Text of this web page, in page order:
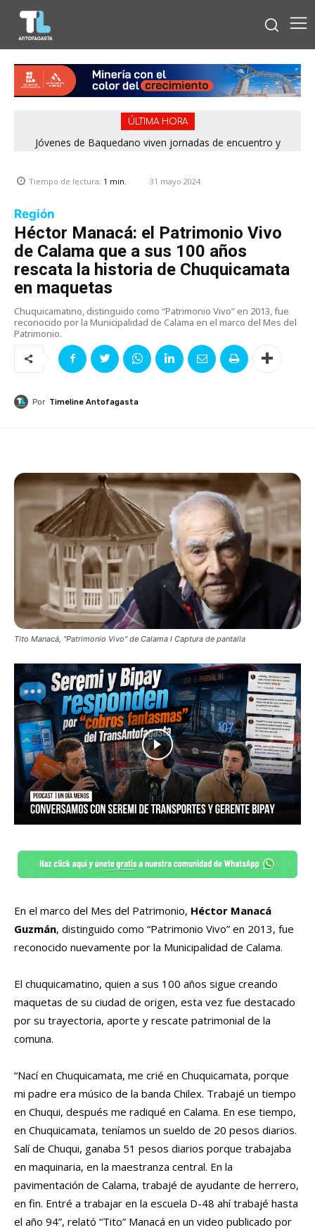
ÚLTIMA HORA
Jóvenes de Baquedano viven jornadas de encuentro y
Tiempo de lectura: 1 min. 31 mayo 2024
Región
Héctor Manacá: el Patrimonio Vivo
de Calama que a sus 100 años
rescata la historia de Chuquicamata
en maquetas
Chuquicamatino, distinguido como “Patrimonio Vivo” en 2013, fue
reconocido por la Municipalidad de Calama en el marco del Mes del
Patrimonio.
Por Timeline Antofagasta
Tito Manacá, "Patrimonio Vivo" de Calama l Captura de pantalla
En el marco del Mes del Patrimonio, Héctor Manacá
Guzmán, distinguido como “Patrimonio Vivo” en 2013, fue
reconocido nuevamente por la Municipalidad de Calama.
El chuquicamatino, quien a sus 100 años sigue creando
maquetas de su ciudad de origen, esta vez fue destacado
por su trayectoria, aporte y rescate patrimonial de la
comuna.
“Nací en Chuquicamata, me crié en Chuquicamata, porque
mi padre era músico de la banda Chilex. Trabajé un tiempo
en Chuqui, después me radiqué en Calama. En ese tiempo,
en Chuquicamata, teníamos un sueldo de 20 pesos diarios.
Salí de Chuqui, ganaba 51 pesos diarios porque trabajaba
en maquinaria, en la maestranza central. En la
pavimentación de Calama, trabajé de ayudante de herrero,
en fin. Entré a trabajar en la escuela D-48 ahí trabajé hasta
el año 94”, relató “Tito” Manacá en un video publicado por